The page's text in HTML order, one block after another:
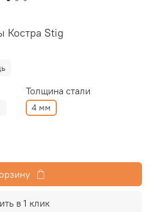
Костра Stig
Толщина стали
4 мм
в 1 клик